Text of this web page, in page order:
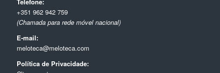
+351 962 942 759
(Chamada para rede móvel nacional)
E-mail:
meloteca@meloteca.com
Política de Privacidade: